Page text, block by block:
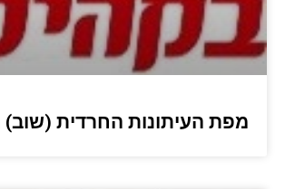
מפת העיתונות החרדית